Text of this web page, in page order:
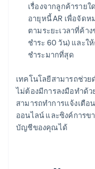
เรื่องจากลูกค้าราย
อายุหนี้ AR เพื่อจัด
ตามระยะเวลาที่ค้า
ชำระ 60 วัน) และ
ชำระมากที่สุด
เทคโนโลยีสามารถช่ว
ไม่ต้องมีการลงมือทำด้ว
สามารถทำการแจ้งเตือ
ออนไลน์ และซิงค์การข
บัญชีของคุณได้